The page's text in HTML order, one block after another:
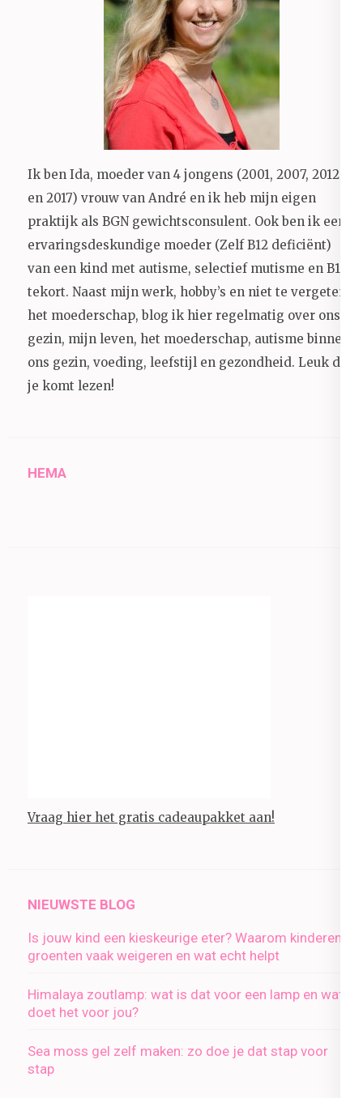
Ik ben Ida, moeder van 4 jongens (2001, 2007, 2012
en 2017) vrouw van André en ik heb mijn eigen
praktijk als BGN gewichtsconsulent. Ook ben ik een
ervaringsdeskundige moeder (Zelf B12 deficiënt)
van een kind met autisme, selectief mutisme en B12
tekort. Naast mijn werk, hobby’s en niet te vergeten
het moederschap, blog ik hier regelmatig over ons
gezin, mijn leven, het moederschap, autisme binnen
ons gezin, voeding, leefstijl en gezondheid. Leuk dat
je komt lezen!
HEMA
Vraag hier het gratis cadeaupakket aan!
NIEUWSTE BLOG
Is jouw kind een kieskeurige eter? Waarom kinderen
groenten vaak weigeren en wat echt helpt
Himalaya zoutlamp: wat is dat voor een lamp en wat
doet het voor jou?
Sea moss gel zelf maken: zo doe je dat stap voor
stap